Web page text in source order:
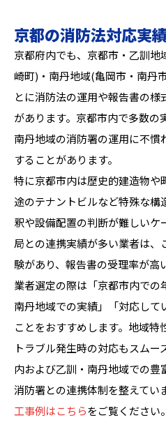
京都の消防法対応実
京都府内でも、京都市・乙訓
崎町)・南丹地域(亀岡市・南丹
とに消防法の運用や報告書の
があります。京都市内で多数の
南丹地域の消防署の運用に不
することがあります。
特に京都市内は歴史的建造物や
途のテナントビルなど特殊な
釈や設備配置の判断が難しいケ
局との連携実績が多い業者は
験があり、報告書の受理率が高
業者選定の際は「京都市内で
南丹地域での実績」「対応して
ことをおすすめします。地域特
トラブル発生時の対応もスム
内および乙訓・南丹地域での豊
消防署との連携体制を整えてい
工事例はこちらをご覧ください。